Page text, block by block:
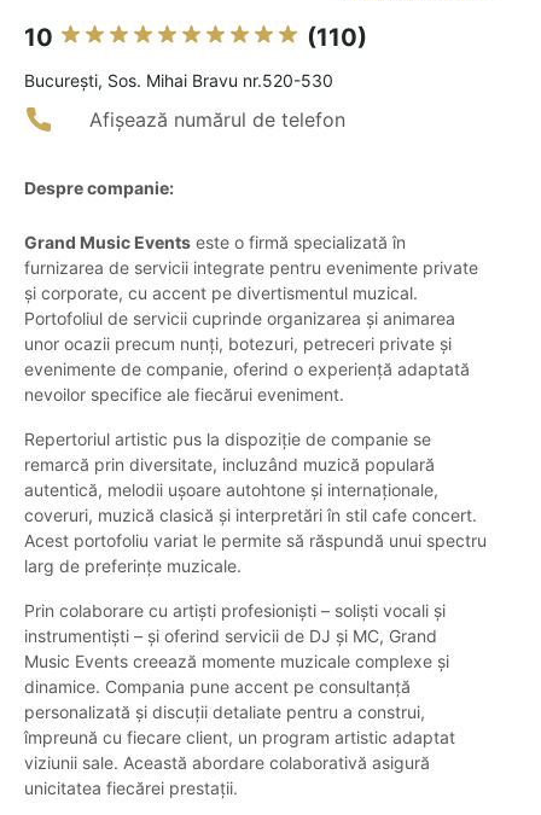
10 (110)
Bucureşti, Sos. Mihai Bravu nr.520-530
Afișează numărul de telefon
Despre companie:
Grand Music Events este o firmă specializată în
furnizarea de servicii integrate pentru evenimente private
și corporate, cu accent pe divertismentul muzical.
Portofoliul de servicii cuprinde organizarea și animarea
unor ocazii precum nunți, botezuri, petreceri private și
evenimente de companie, oferind o experiență adaptată
nevoilor specifice ale fiecărui eveniment.
Repertoriul artistic pus la dispoziție de companie se
remarcă prin diversitate, incluzând muzică populară
autentică, melodii ușoare autohtone și internaționale,
coveruri, muzică clasică și interpretări în stil cafe concert.
Acest portofoliu variat le permite să răspundă unui spectru
larg de preferințe muzicale.
Prin colaborare cu artiști profesioniști – soliști vocali și
instrumentiști – și oferind servicii de DJ și MC, Grand
Music Events creează momente muzicale complexe și
dinamice. Compania pune accent pe consultanță
personalizată și discuții detaliate pentru a construi,
împreună cu fiecare client, un program artistic adaptat
viziunii sale. Această abordare colaborativă asigură
unicitatea fiecărei prestații.